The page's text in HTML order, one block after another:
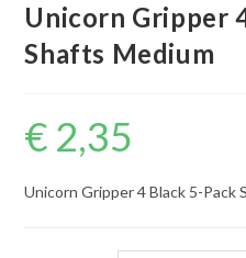
Unicorn Gripper
Shafts Medium
€ 2,35
Unicorn Gripper 4 Black 5-Pack